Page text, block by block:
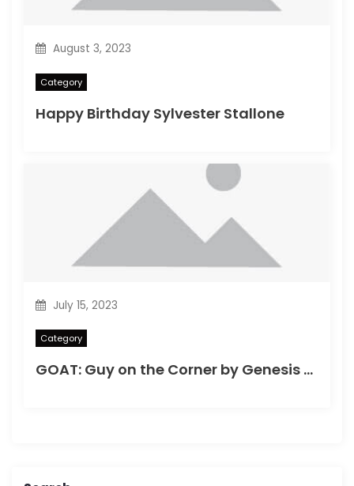
August 3, 2023
Category
Happy Birthday Sylvester Stallone
July 15, 2023
Category
GOAT: Guy on the Corner by Genesis (1982)